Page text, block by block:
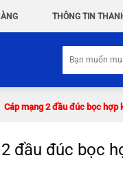
THÔNG TIN
kiếm:
Cáp mạng 2 đầu đúc bọc hợp
đầu đúc bọc